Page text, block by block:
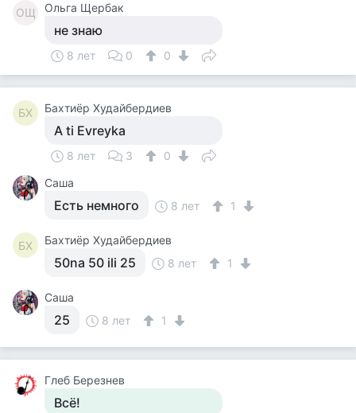
ОЩ Ольга Щербак
не знаю
8 лет 0 0
БХ Бахтиёр Худайбердиев
A ti Evreyka
8 лет 3
0
Саша
Есть немного 8 лет 1
БХ Бахтиёр Худайбердиев
50na 50 ili 25 8 лет 1
Саша
25 8 лет 1
Глеб Березнев
Всё!